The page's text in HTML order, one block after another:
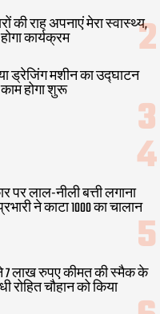
की राह अपनाएं मेरा स्वास्थ्य,
कार्यक्रम
ड्रेजिंग मशीन का उद्घाटन
होगा शुरू
पर लाल-नीली बत्ती लगाना
ने काटा 1000 का चालान
7 लाख रुपए कीमत की स्मैक के
चौहान को किया